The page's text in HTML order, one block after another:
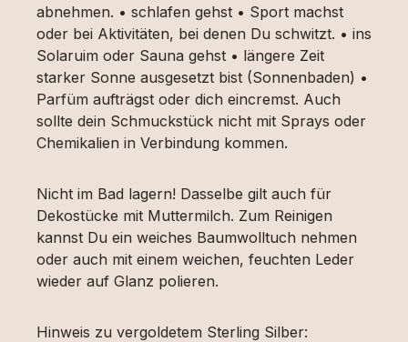
abnehmen. • schlafen gehst • Sport machst
oder bei Aktivitäten, bei denen Du schwitzt. • ins
Solaruim oder Sauna gehst • längere Zeit
starker Sonne ausgesetzt bist (Sonnenbaden) •
Parfüm aufträgst oder dich eincremst. Auch
sollte dein Schmuckstück nicht mit Sprays oder
Chemikalien in Verbindung kommen.
Nicht im Bad lagern! Dasselbe gilt auch für
Dekostücke mit Muttermilch. Zum Reinigen
kannst Du ein weiches Baumwolltuch nehmen
oder auch mit einem weichen, feuchten Leder
wieder auf Glanz polieren.
Hinweis zu vergoldetem Sterling Silber: